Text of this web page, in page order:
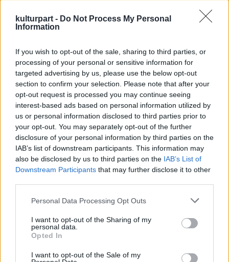
kulturpart - Do Not Process My Personal
Information
If you wish to opt-out of the sale, sharing to third parties, or
processing of your personal or sensitive information for
targeted advertising by us, please use the below opt-out
section to confirm your selection. Please note that after your
opt-out request is processed you may continue seeing
interest-based ads based on personal information utilized by
us or personal information disclosed to third parties prior to
your opt-out. You may separately opt-out of the further
disclosure of your personal information by third parties on the
IAB’s list of downstream participants. This information may
also be disclosed by us to third parties on the IAB’s List of
Downstream Participants that may further disclose it to other
Please note that this website/app uses one or more Google
not limited to your visit or usage behaviour. You may click to
grant or deny consent to Google and its third-party tags to
use your data for below specified purposes in below Google
consent section.
Personal Data Processing Opt Outs
I want to opt-out of the Sharing of my
personal data.
Opted In
I want to opt-out of the Sale of my
NASA repülésirányítói még változtatni fogják
a Maven keringési magasságát, és ellenőrzik
Az űrszonda nem fog leszállni a sárga bolygó
felszínére, hanem a bolygó körül keringve a
marsi légkör felső rétegeit fogja vizsgálni.
Kutatók azt remélik, hogy a légköri
mérésekkel fény derül arra, hogy a több
milliárd évvel ezelőtt még meleg és nyirkos
légkörű bolygó mitől hűlt le és vált szárazzá.
A Marsnak korábban sűrűbb volt a légköre,
amely alkalmas volt ahhoz, hogy víz legyen a
felszínén. Egy jelentős éghajlati változás
világűrbe szökött. A MAVEN által elvégzett
mérések várhatóan lehetővé teszik, hogy
meghatározzák a légkör összetevői - a szén-
dioxid és a víz - világűrbe történt szökésének
szerepét, ezáltal pontosabban meg lehet